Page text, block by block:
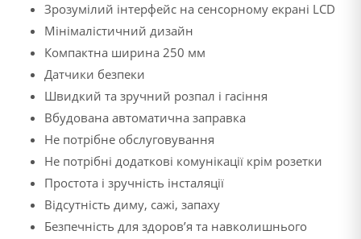
Зрозумілий інтерфейс на сенсорному екрані LCD
Мінімалістичний дизайн
Компактна ширина 250 мм
Датчики безпеки
Швидкий та зручний розпал і гасіння
Вбудована автоматична заправка
Не потрібне обслуговування
Не потрібні додаткові комунікації крім розетки
Простота і зручність інсталяції
Відсутність диму, сажі, запаху
Безпечність для здоров’я та навколишнього